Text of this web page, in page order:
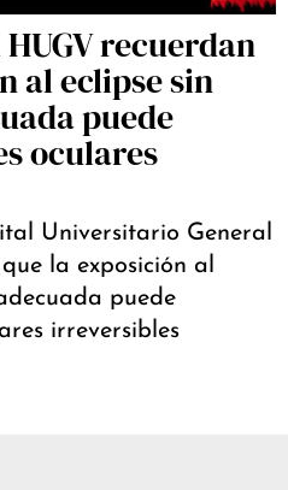
recuerdan
al eclipse sin
puede
oculares
Universitario General
la exposición al
puede
irreversibles